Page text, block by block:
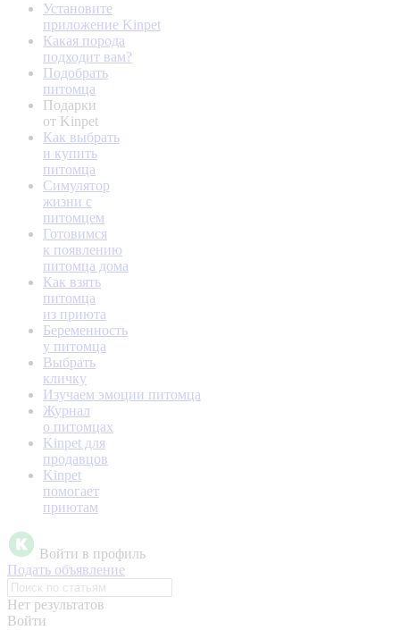
Установите
приложение Kinpet
Какая порода
подходит вам?
Подобрать
питомца
Подарки
от Kinpet
Как выбрать
и купить
питомца
Симулятор
жизни с
питомцем
Готовимся
к появлению
питомца дома
Как взять
питомца
из приюта
Беременность
у питомца
Выбрать
кличку
Изучаем эмоции питомца
Журнал
о питомцах
Kinpet для
продавцов
Kinpet
помогает
приютам
Войти в профиль
Подать объявление
Нет результатов
Войти